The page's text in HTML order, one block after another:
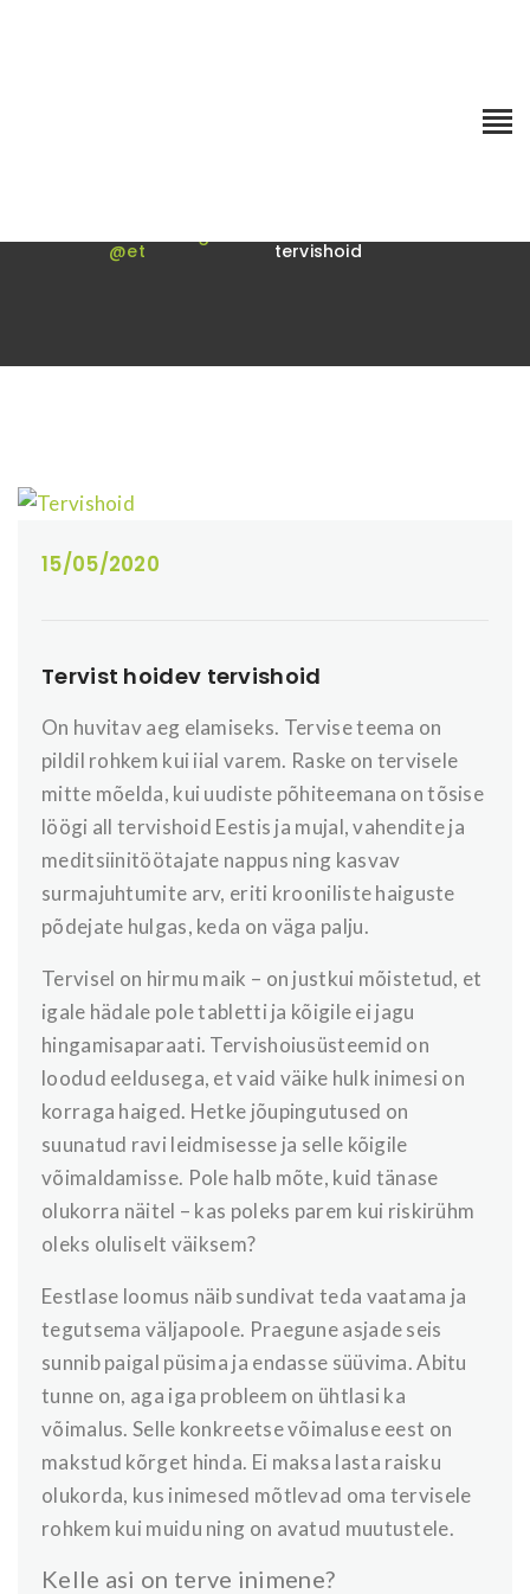
@et tervishoid
15/05/2020
Tervist hoidev tervishoid
On huvitav aeg elamiseks. Tervise teema on
pildil rohkem kui iial varem. Raske on tervisele
mitte mõelda, kui uudiste põhiteemana on tõsise
löögi all tervishoid Eestis ja mujal, vahendite ja
meditsiinitöötajate nappus ning kasvav
surmajuhtumite arv, eriti krooniliste haiguste
põdejate hulgas, keda on väga palju.
Tervisel on hirmu maik – on justkui mõistetud, et
igale hädale pole tabletti ja kõigile ei jagu
hingamisaparaati. Tervishoiusüsteemid on
loodud eeldusega, et vaid väike hulk inimesi on
korraga haiged. Hetke jõupingutused on
suunatud ravi leidmisesse ja selle kõigile
võimaldamisse. Pole halb mõte, kuid tänase
olukorra näitel – kas poleks parem kui riskirühm
oleks oluliselt väiksem?
Eestlase loomus näib sundivat teda vaatama ja
tegutsema väljapoole. Praegune asjade seis
sunnib paigal püsima ja endasse süüvima. Abitu
tunne on, aga iga probleem on ühtlasi ka
võimalus. Selle konkreetse võimaluse eest on
makstud kõrget hinda. Ei maksa lasta raisku
olukorda, kus inimesed mõtlevad oma tervisele
rohkem kui muidu ning on avatud muutustele.
Kelle asi on terve inimene?